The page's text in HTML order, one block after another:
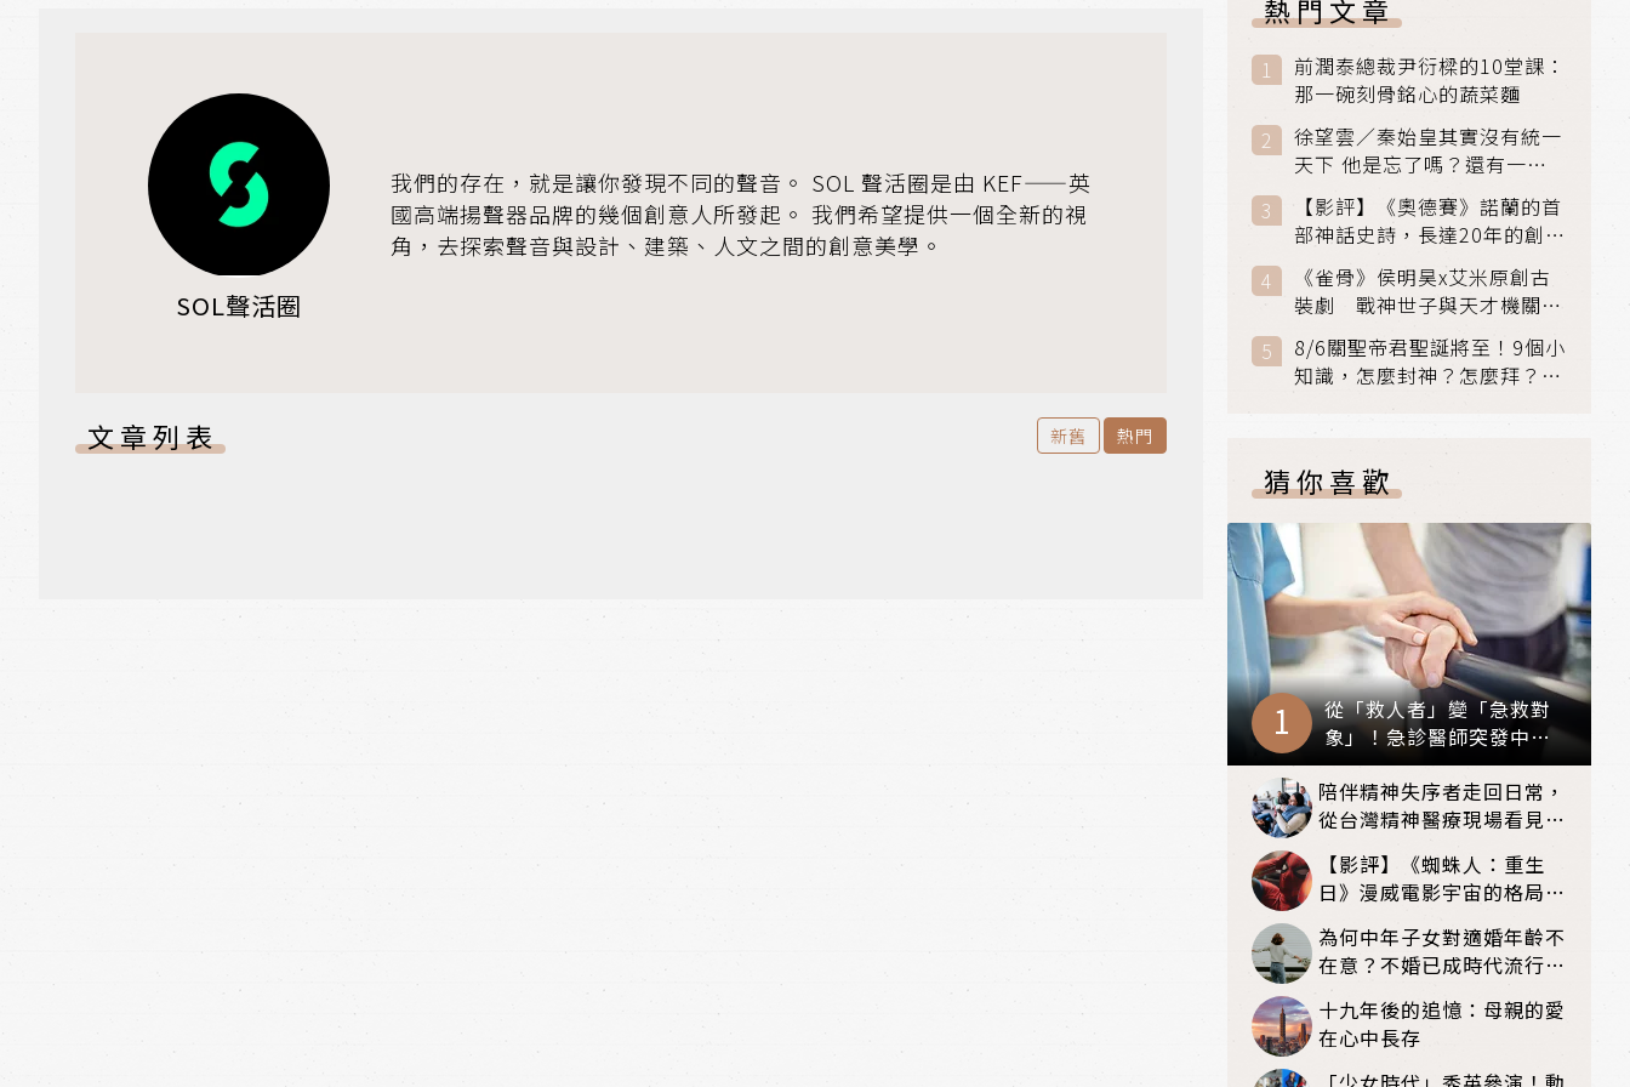
SOL聲活圈
我們的存在，就是讓你發現不同的聲音。 SOL 聲活圈是由 KEF——英
國高端揚聲器品牌的幾個創意人所發起。 我們希望提供一個全新的視
角，去探索聲音與設計、建築、人文之間的創意美學。
文章列表 新舊 熱門
熱門文章
前潤泰總裁尹衍樑的10堂課：
那一碗刻骨銘心的蔬菜麵
徐望雲／秦始皇其實沒有統一
天下 他是忘了嗎？還有一個
小國：衛國
【影評】《奧德賽》諾蘭的首
部神話史詩，長達20年的創傷
與贖罪之旅
《雀骨》侯明昊x艾米原創古
裝劇 戰神世子與天才機關師
聯手攻克身世之謎
8/6關聖帝君聖誕將至！9個小
知識，怎麼封神？怎麼拜？該
猜你喜歡
從「救人者」變「急救對
象」！急診醫師突發中
風，如何靠專業 6 個月救
回自己？
陪伴精神失序者走回日常，
從台灣精神醫療現場看見復
【影評】《蜘蛛人：重生
日》漫威電影宇宙的格局新
救贖的成長
為何中年子女對適婚年齡不
在意？不婚已成時代流行和
十九年後的追憶：母親的愛
在心中長存